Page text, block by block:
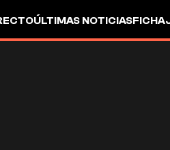
ÚLTIMAS NOTICIAS